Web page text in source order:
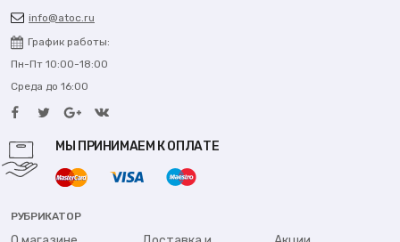
info@atoc.ru
График работы:
Пн-Пт 10:00-18:00
Среда до 16:00
МЫ ПРИНИМАЕМ К ОПЛАТЕ
РУБРИКАТОР